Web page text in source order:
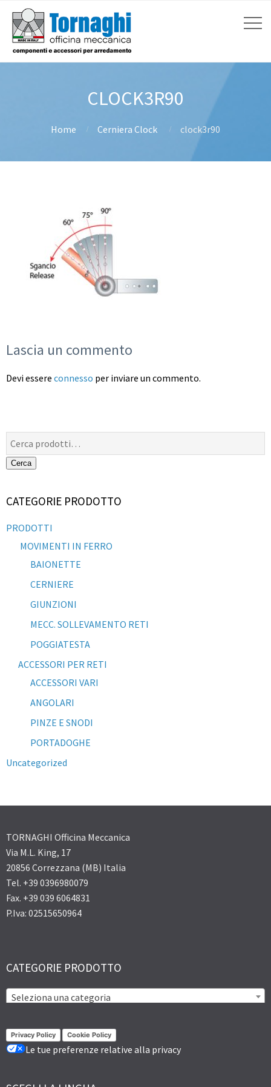
CLOCK3R90
Home Cerniera Clock clock3r90
Lascia un commento
Devi essere connesso per inviare un commento.
Cerca:
Cerca
CATEGORIE PRODOTTO
PRODOTTI
MOVIMENTI IN FERRO
BAIONETTE
CERNIERE
GIUNZIONI
MECC. SOLLEVAMENTO RETI
POGGIATESTA
ACCESSORI PER RETI
ACCESSORI VARI
ANGOLARI
PINZE E SNODI
PORTADOGHE
Uncategorized
TORNAGHI Officina Meccanica
Via M.L. King, 17
20856 Correzzana (MB) Italia
Tel. +39 0396980079
Fax. +39 039 6064831
P.Iva: 02515650964
CATEGORIE PRODOTTO
Seleziona una categoria
Privacy Policy Cookie Policy
Le tue preferenze relative alla privacy